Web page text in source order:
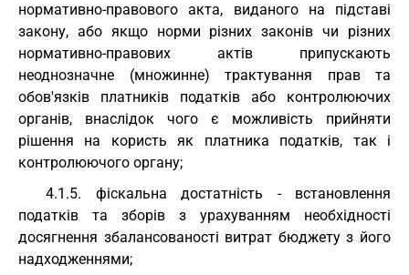
нормативно-правового акта, виданого на підставі
закону, або якщо норми різних законів чи різних
нормативно-правових актів припускають
неоднозначне (множинне) трактування прав та
обов'язків платників податків або контролюючих
органів, внаслідок чого є можливість прийняти
рішення на користь як платника податків, так і
контролюючого органу;
4.1.5. фіскальна достатність - встановлення
податків та зборів з урахуванням необхідності
досягнення збалансованості витрат бюджету з його
надходженнями;